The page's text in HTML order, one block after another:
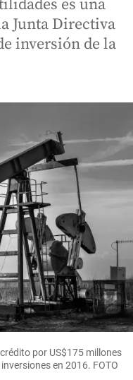
es una
Junta Directiva
inversión de la
por US$175 millones
en 2016. FOTO